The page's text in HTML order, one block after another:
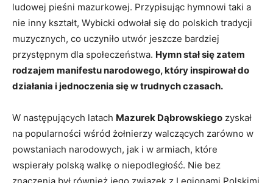
ludowej‌ pieśni mazurkowej. Przypisując hymnowi taki ⁤a
‍nie inny kształt, Wybicki odwołał się do polskich tradycji
muzycznych, co uczyniło⁤ utwór jeszcze bardziej
przystępnym dla ⁤społeczeństwa. Hymn stał się zatem
rodzajem manifestu narodowego, który inspirował do​
działania ‌i jednoczenia się w​ trudnych czasach.
W następujących ‍latach‌ Mazurek Dąbrowskiego zyskał
na popularności wśród‍ żołnierzy walczących zarówno w
powstaniach narodowych, jak i w armiach, które
wspierały polską walkę o niepodległość.⁢ Nie bez
znaczenia⁤ był również⁢ jego ‌związek z Legionami Polskimi